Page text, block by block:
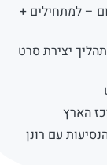
– למתחילים +
יצירת סרט
הארץ
עם רונן